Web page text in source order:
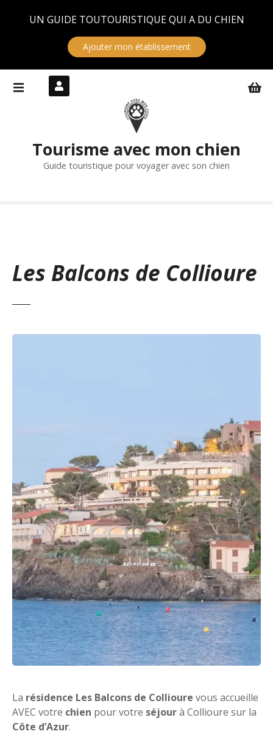
UN GUIDE TOUTOURISTIQUE QUI A DU CHIEN
Ajouter mon établissement
Tourisme avec mon chien
Guide touristique pour voyager avec son chien
Les Balcons de Collioure
La résidence Les Balcons de Collioure vous accueille
AVEC votre chien pour votre séjourà Collioure sur la
Côte d’Azur.